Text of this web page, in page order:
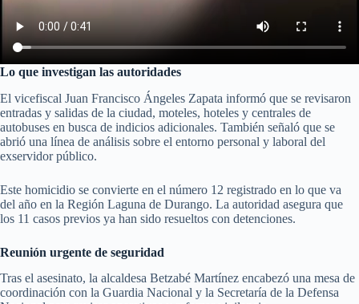
Lo que investigan las autoridades
El vicefiscal Juan Francisco Ángeles Zapata informó que se revisaron
entradas y salidas de la ciudad, moteles, hoteles y centrales de
autobuses en busca de indicios adicionales. También señaló que se
abrió una línea de análisis sobre el entorno personal y laboral del
exservidor público.
Este homicidio se convierte en el número 12 registrado en lo que va
del año en la Región Laguna de Durango. La autoridad asegura que
los 11 casos previos ya han sido resueltos con detenciones.
Reunión urgente de seguridad
Tras el asesinato, la alcaldesa Betzabé Martínez encabezó una mesa de
coordinación con la Guardia Nacional y la Secretaría de la Defensa